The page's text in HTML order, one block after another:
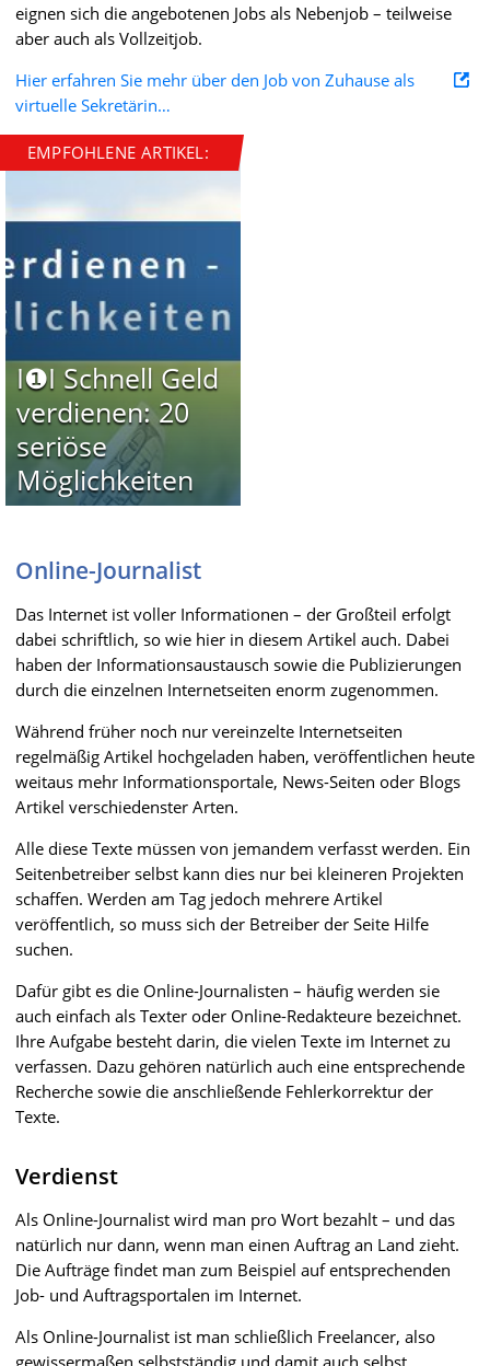
eignen sich die angebotenen Jobs als Nebenjob – teilweise
aber auch als Vollzeitjob.
Hier erfahren Sie mehr über den Job von Zuhause als
virtuelle Sekretärin…
EMPFOHLENE ARTIKEL:
I❶I Schnell Geld
verdienen: 20
seriöse
Möglichkeiten
Online-Journalist
Das Internet ist voller Informationen – der Großteil erfolgt
dabei schriftlich, so wie hier in diesem Artikel auch. Dabei
haben der Informationsaustausch sowie die Publizierungen
durch die einzelnen Internetseiten enorm zugenommen.
Während früher noch nur vereinzelte Internetseiten
regelmäßig Artikel hochgeladen haben, veröffentlichen heute
weitaus mehr Informationsportale, News-Seiten oder Blogs
Artikel verschiedenster Arten.
Alle diese Texte müssen von jemandem verfasst werden. Ein
Seitenbetreiber selbst kann dies nur bei kleineren Projekten
schaffen. Werden am Tag jedoch mehrere Artikel
veröffentlich, so muss sich der Betreiber der Seite Hilfe
suchen.
Dafür gibt es die Online-Journalisten – häufig werden sie
auch einfach als Texter oder Online-Redakteure bezeichnet.
Ihre Aufgabe besteht darin, die vielen Texte im Internet zu
verfassen. Dazu gehören natürlich auch eine entsprechende
Recherche sowie die anschließende Fehlerkorrektur der
Texte.
Verdienst
Als Online-Journalist wird man pro Wort bezahlt – und das
natürlich nur dann, wenn man einen Auftrag an Land zieht.
Die Aufträge findet man zum Beispiel auf entsprechenden
Job- und Auftragsportalen im Internet.
Als Online-Journalist ist man schließlich Freelancer, also
gewissermaßen selbstständig und damit auch selbst